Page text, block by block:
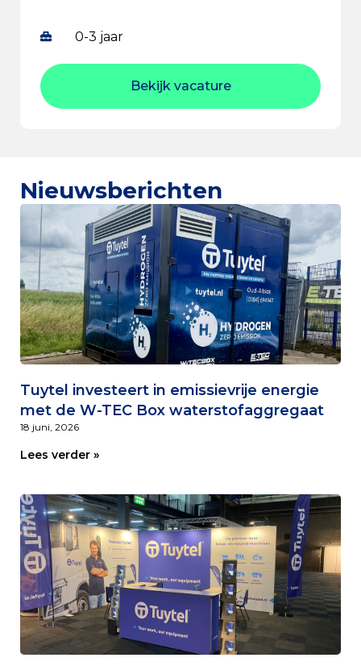
0-3 jaar
Bekijk vacature
Nieuwsberichten
Tuytel investeert in emissievrije energie
met de W-TEC Box waterstofaggregaat
18 juni, 2026
Lees verder »